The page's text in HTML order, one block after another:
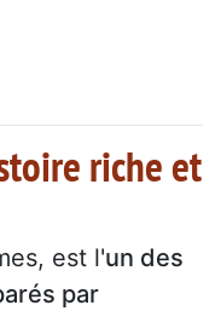
riche et
est l'un des
par